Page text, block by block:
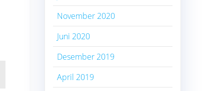
November 2020
Juni 2020
Desember 2019
April 2019